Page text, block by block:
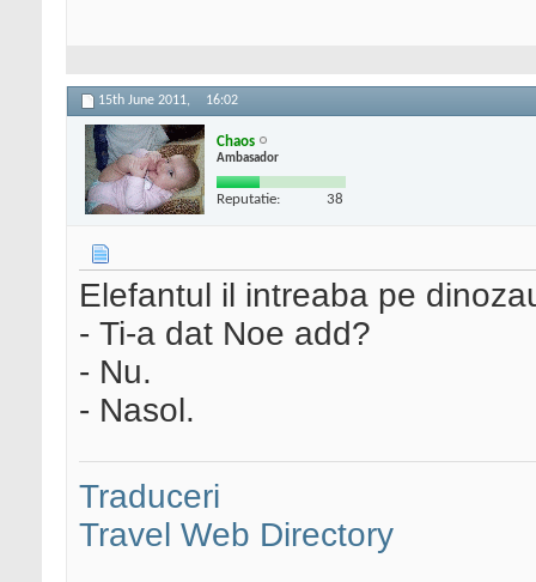
15th June 2011, 16:02
Chaos
Ambasador
Reputatie: 38
Elefantul il intreaba pe
- Ti-a dat Noe add?
- Nu.
- Nasol.
Traduceri
Travel Web Directory